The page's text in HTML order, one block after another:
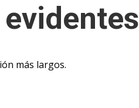
más largos.